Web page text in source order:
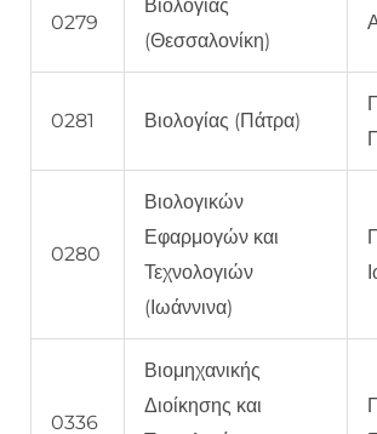
0279
Βιολογίας
(Θεσσαλονίκη)
0281 Βιολογίας (Πάτρα)
0280
Βιολογικών
Εφαρμογών και
Τεχνολογιών
(Ιωάννινα)
0336
Βιομηχανικής
Διοίκησης και